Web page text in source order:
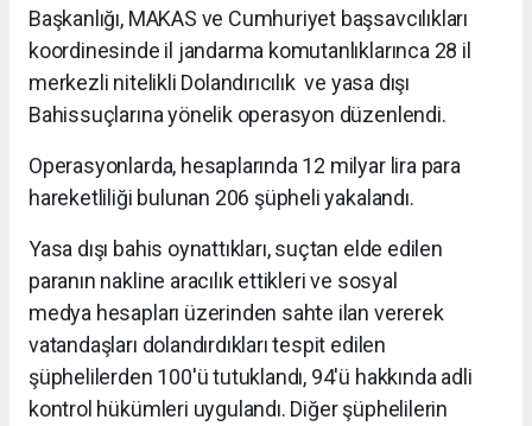
Başkanlığı, MAKAS ve Cumhuriyet başsavcılıkları
koordinesinde il jandarma komutanlıklarınca 28 il
merkezli nitelikli Dolandırıcılık ve yasa dışı
Bahissuçlarına yönelik operasyon düzenlendi.
Operasyonlarda, hesaplarında 12 milyar lira para
hareketliliği bulunan 206 şüpheli yakalandı.
Yasa dışı bahis oynattıkları, suçtan elde edilen
paranın nakline aracılık ettikleri ve sosyal
medya hesapları üzerinden sahte ilan vererek
vatandaşları dolandırdıkları tespit edilen
şüphelilerden 100'ü tutuklandı, 94'ü hakkında adli
kontrol hükümleri uygulandı. Diğer şüphelilerin